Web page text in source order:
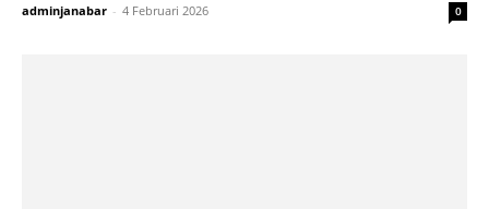
adminjanabar - 4 Februari 2026 0